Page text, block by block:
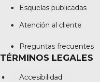
Esquelas publicadas
Atención al cliente
Preguntas frecuentes
TÉRMINOS LEGALES
Accesibilidad